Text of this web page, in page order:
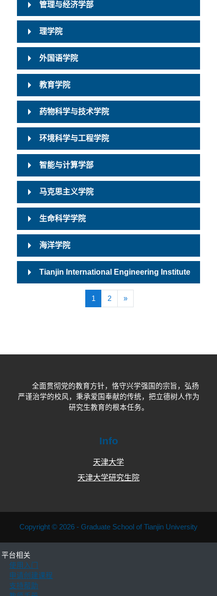
管理与经济学部
理学院
外国语学院
教育学院
药物科学与技术学院
环境科学与工程学院
智能与计算学部
马克思主义学院
生命科学学院
海洋学院
Tianjin International Engineering Institute
1(当前)
2 »下一页
全面贯彻党的教育方针，恪守兴学强国的宗旨，弘扬
严谨治学的校风，秉承爱国奉献的传统，把立德树人作为
研究生教育的根本任务。
Info
天津大学
天津大学研究生院
Copyright © 2026 - Graduate School of Tianjin University
平台相关
使用入门
申请创建课程
支持帮助